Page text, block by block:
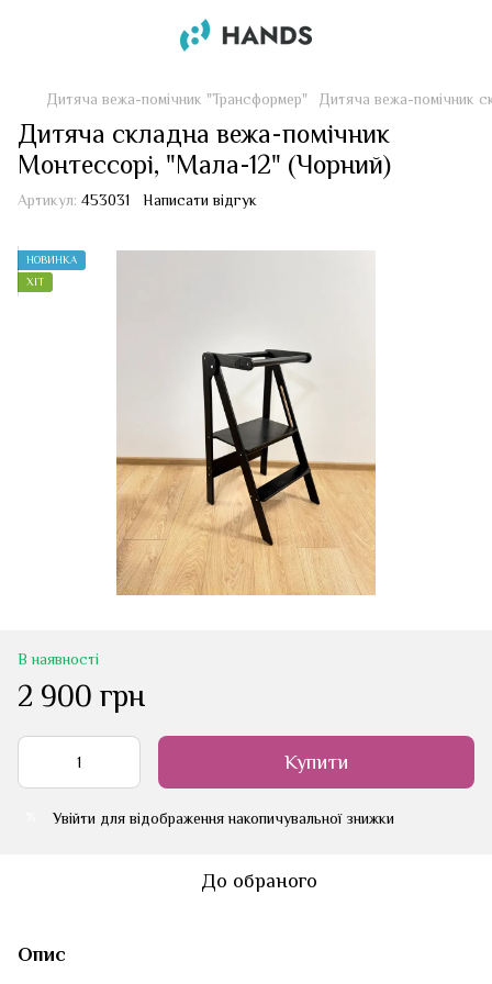
Дитяча вежа-помічник "Трансформер" Дитяча вежа-помічник
Дитяча складна вежа-помічник
Монтессорі, "Мала-12" (Чорний)
Артикул: 453031 Написати відгук
НОВИНКА
ХІТ
В наявності
2 900 грн
Купити
Увійти для відображення накопичувальної знижки
До обраного
Опис